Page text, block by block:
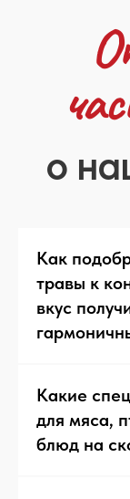
Как
травы к
вкус
Какие
для мяса,
блюд на